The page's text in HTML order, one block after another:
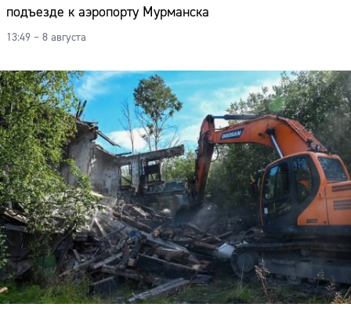
подъезде к аэропорту Мурманска
13:49 – 8 августа